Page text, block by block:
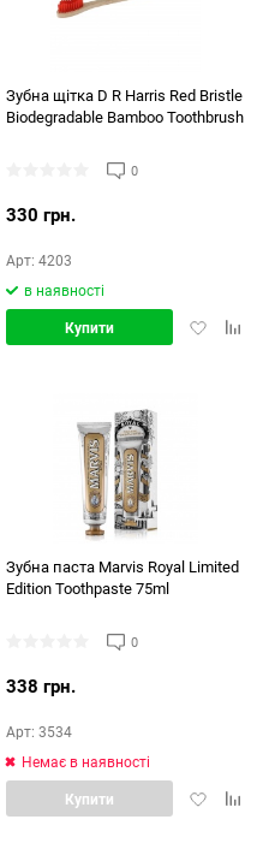
Зубна щітка D R Harris Red Bristle
Biodegradable Bamboo Toothbrush
0
330 грн.
Арт: 4203
в наявності
Додати
Купити
Зубна паста Marvis Royal Limited
Edition Toothpaste 75ml
0
338 грн.
Арт: 3534
Немає в наявності
Додати
Купити